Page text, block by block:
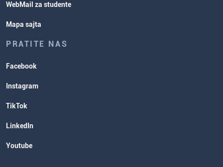
WebMail za studente
Mapa sajta
PRATITE NAS
Facebook
Instagram
TikTok
LinkedIn
Youtube